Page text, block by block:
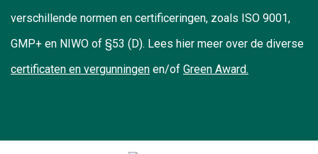
verschillende normen en certificeringen, zoals ISO 9001,
GMP+ en NIWO of §53 (D). Lees hier meer over de diverse
certificaten en vergunningen en/of Green Award.